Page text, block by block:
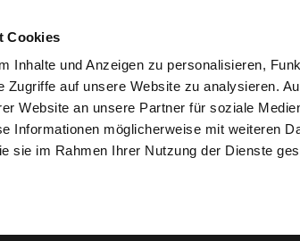
Cookies
Inhalte und Anzeigen zu personalisieren,
Zugriffe auf unsere Website zu analysieren.
Website an unsere Partner für soziale
Informationen möglicherweise mit weiteren
sie im Rahmen Ihrer Nutzung der Dienste